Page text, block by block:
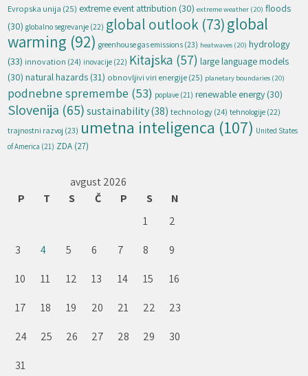
Evropska unija (25) extreme event attribution (30) extreme weather (20) floods
(30) globalno segrevanje (22) global outlook (73)global
warming (92) greenhouse gas emissions (23) heatwaves (20) hydrology
(33) innovation (24) inovacije (22) Kitajska (57) large language models
(30) natural hazards (31) obnovljivi viri energije(25) planetary boundaries (20)
podnebne spremembe (53) poplave (21) renewable energy (30)
Slovenija (65) sustainability(38) technology(24) tehnologije (22)
trajnostni razvoj (23) umetna inteligenca (107) United States
of America (21) ZDA (27)
avgust 2026
P
T S Č P S
N
1
2
3
4 5 6 7 8
9
10
11 12 13 14 15
16
17
18 19 20 21 22
23
24
25 26 27 28 29
30
31